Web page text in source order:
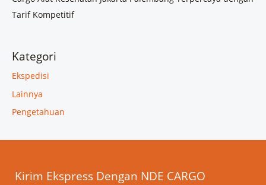
Tarif Kompetitif
Kategori
Ekspedisi
Lainnya
Pengetahuan
Kirim Ekspress Dengan NDE CARGO